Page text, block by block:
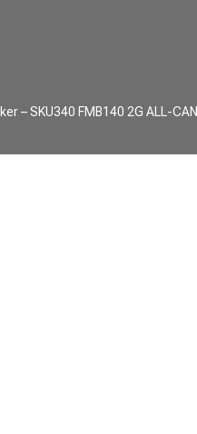
– SKU340 FMB140 2G ALL-CAN